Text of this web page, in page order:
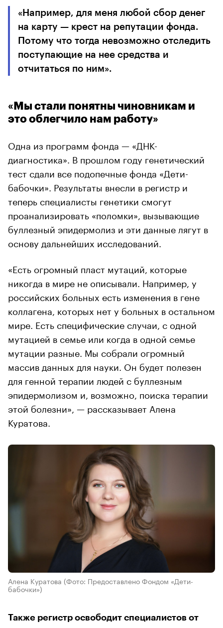
«Например, для меня любой сбор денег
на карту — крест на репутации фонда.
Потому что тогда невозможно отследить
поступающие на нее средства и
отчитаться по ним».
«Мы стали понятны чиновникам и
это облегчило нам работу»
Одна из программ фонда — «ДНК-
диагностика». В прошлом году генетический
тест сдали все подопечные фонда «Дети-
бабочки». Результаты внесли в регистр и
теперь специалисты генетики смогут
проанализировать «поломки», вызывающие
буллезный эпидермолиз и эти данные лягут в
основу дальнейших исследований.
«Есть огромный пласт мутаций, которые
никогда в мире не описывали. Например, у
российских больных есть изменения в гене
коллагена, которых нет у больных в остальном
мире. Есть специфические случаи, с одной
мутацией в семье или когда в одной семье
мутации разные. Мы собрали огромный
массив данных для науки. Он будет полезен
для генной терапии людей с буллезным
эпидермолизом и, возможно, поиска терапии
этой болезни», — рассказывает Алена
Куратова.
Алена Куратова (Фото: Предоставлено Фондом «Дети-
бабочки»)
Также регистр освободит специалистов от